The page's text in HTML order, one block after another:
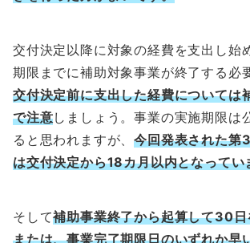
交付決定以降に対象の経費を支出し始
期限までに補助対象事業が終了する必
交付決定前に支出した経費については
で注意しましょう。事業の実施期限は
ると思われますが、今回発表された第
は交付決定から18カ月以内となってい
そして補助事業終了から起算して30
または、事業完了期限日のいずれか早